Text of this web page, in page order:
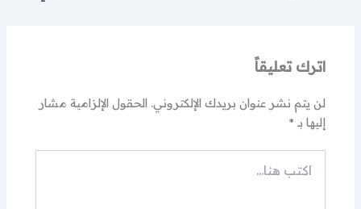
اترك تعليقاً
لن يتم نشر عنوان بريدك الإلكتروني. الحقول الإلزامية مشار
إليها بـ *
هنا...